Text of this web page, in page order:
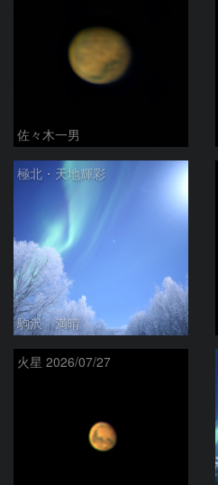
佐々木一男
極北・天地輝彩
駒沢 満晴
火星 2026/07/27